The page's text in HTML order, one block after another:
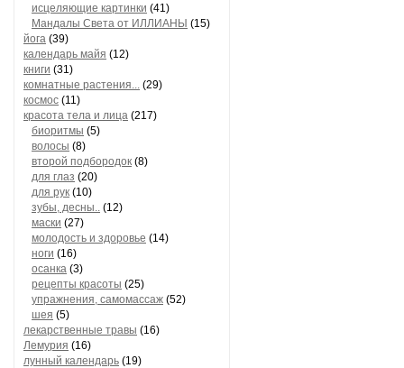
исцеляющие картинки (41)
Мандалы Света от ИЛЛИАНЫ (15)
йога (39)
календарь майя (12)
книги (31)
комнатные растения... (29)
космос (11)
красота тела и лица (217)
биоритмы (5)
волосы (8)
второй подбородок (8)
для глаз (20)
для рук (10)
зубы, десны.. (12)
маски (27)
молодость и здоровье (14)
ноги (16)
осанка (3)
рецепты красоты (25)
упражнения, самомассаж (52)
шея (5)
лекарственные травы (16)
Лемурия (16)
лунный календарь (19)